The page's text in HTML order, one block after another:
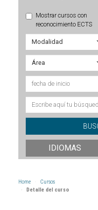
Mostrar cursos con
reconocimiento ECTS
IDIOMAS
Home
Cursos
Detalle del curso